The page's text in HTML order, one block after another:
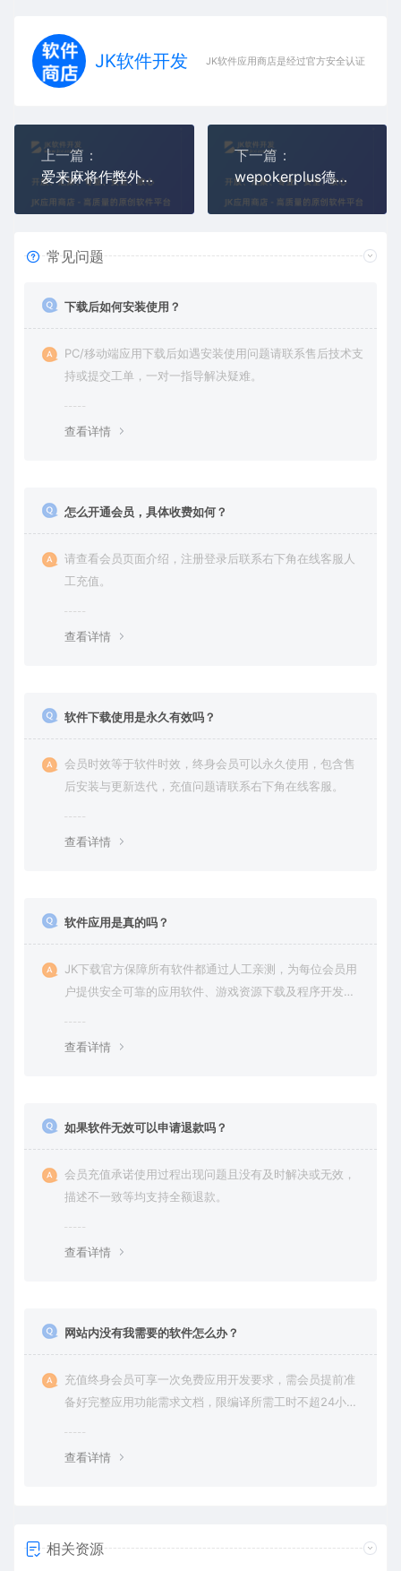
JK软件开发 JK软件应用商店是经过官方安全认证，保障
上一篇：
爱来麻将作弊外挂,天天摸麻将透视辅助器
下一篇：
wepokerplus德州透视挂下载(wepoker作弊辅助插件)
常见问题
下载后如何安装使用？
PC/移动端应用下载后如遇安装使用问题请联系售后技术支
持或提交工单，一对一指导解决疑难。
查看详情
怎么开通会员，具体收费如何？
请查看会员页面介绍，注册登录后联系右下角在线客服人
工充值。
查看详情
软件下载使用是永久有效吗？
会员时效等于软件时效，终身会员可以永久使用，包含售
后安装与更新迭代，充值问题请联系右下角在线客服。
查看详情
软件应用是真的吗？
JK下载官方保障所有软件都通过人工亲测，为每位会员用
户提供安全可靠的应用软件、游戏资源下载及程序开发服
查看详情
如果软件无效可以申请退款吗？
会员充值承诺使用过程出现问题且没有及时解决或无效，
描述不一致等均支持全额退款。
查看详情
网站内没有我需要的软件怎么办？
充值终身会员可享一次免费应用开发要求，需会员提前准
备好完整应用功能需求文档，限编译所需工时不超24小
查看详情
相关资源